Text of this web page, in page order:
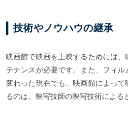
技術やノウハウの継承
映画館で映画を上映するためには
テナンスが必要です。また、フィ
変わった現在でも、映画館によっ
るのは、映写技師の映写技術による